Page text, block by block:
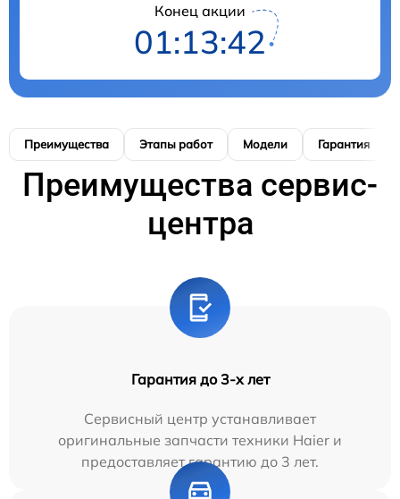
Конец акции
01:13:41
Преимущества Этапы работ Модели Гарантия
Преимущества сервис-
центра
Гарантия до 3-х лет
Сервисный центр устанавливает
оригинальные запчасти техники Haier и
предоставляет гарантию до 3 лет.